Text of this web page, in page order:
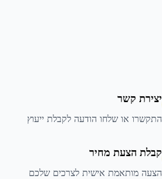
יצירת קשר
התקשרו או שלחו הודעה לקבלת ייעוץ
קבלת הצעת מחיר
הצעה מותאמת אישית לצרכים שלכם